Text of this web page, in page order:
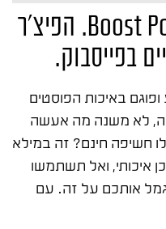
3. לא להשתמש ב-Boost Post. הפיצ'ר
בפייסבוק.
באיכות הפוסטים
לא משנה מה אעשה
חשיפה חינם? זה במילא
איכותי, ואל תשתמשו
אותכם על זה. עם